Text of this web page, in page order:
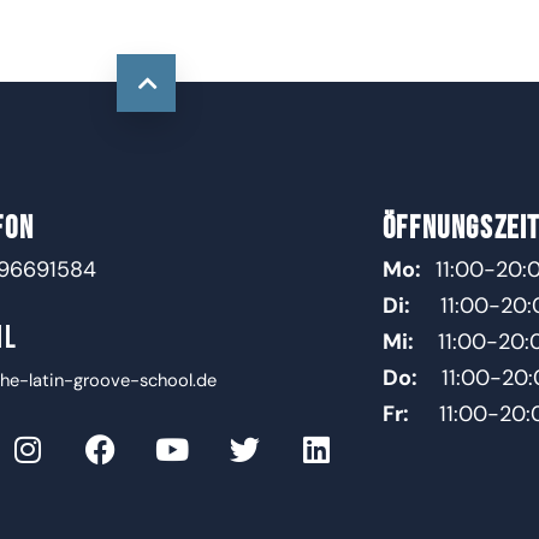
latin-groove-school.de
Mo: 11:00-
Di: 11:00-
Mi: 11:00-
Do: 11:00-
Fr: 11:00-